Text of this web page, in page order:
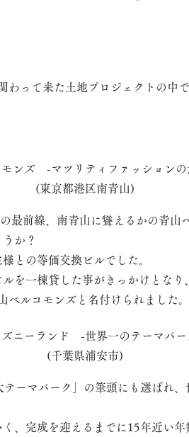
わって来た土地プロジェクトの中
モンズ -マツリティファッションの
(東京都港区南青山)
最前線、南青山に聳えるかの青山
か？
との等価交換ビルでした。
を一棟貸した事がきっかけとな
ベルコモンズと名付けられました。
ズニーランド -世界一のテーマパ
(千葉県浦安市)
ーマパーク」の筆頭にも選ばれ
、完成を迎えるまでに15年近い年